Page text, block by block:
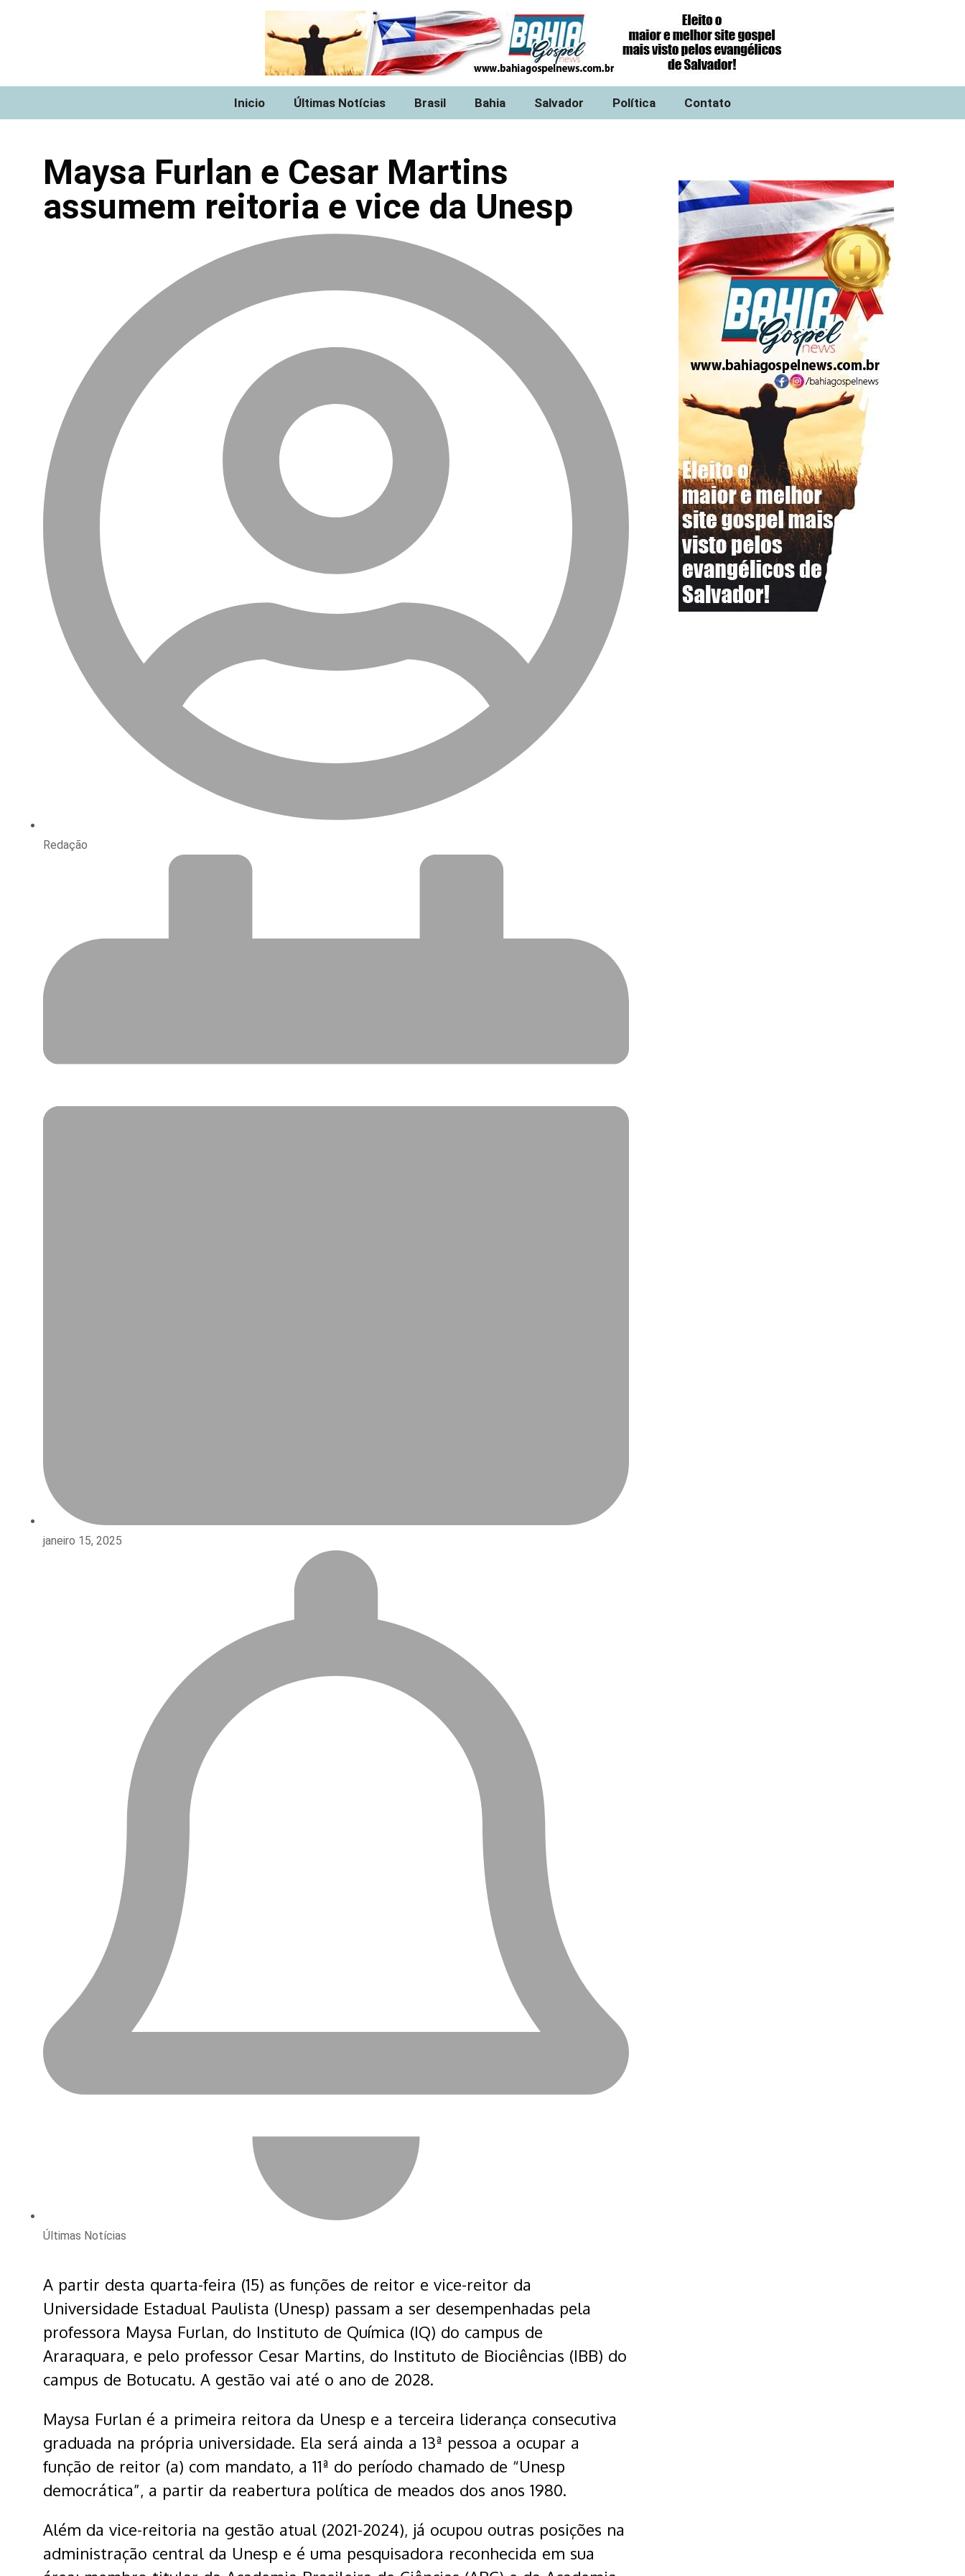
Inicio Últimas Notícias Brasil Bahia Salvador Política Contato
Maysa Furlan e Cesar Martins
assumem reitoria e vice da Unesp
Redação
janeiro 15, 2025
Últimas Notícias
A partir desta quarta-feira (15) as funções de reitor e vice-reitor da
Universidade Estadual Paulista (Unesp) passam a ser desempenhadas pela
professora Maysa Furlan, do Instituto de Química (IQ) do campus de
Araraquara, e pelo professor Cesar Martins, do Instituto de Biociências (IBB) do
campus de Botucatu. A gestão vai até o ano de 2028.
Maysa Furlan é a primeira reitora da Unesp e a terceira liderança consecutiva
graduada na própria universidade. Ela será ainda a 13ª pessoa a ocupar a
função de reitor (a) com mandato, a 11ª do período chamado de “Unesp
democrática”, a partir da reabertura política de meados dos anos 1980.
Além da vice-reitoria na gestão atual (2021-2024), já ocupou outras posições na
administração central da Unesp e é uma pesquisadora reconhecida em sua